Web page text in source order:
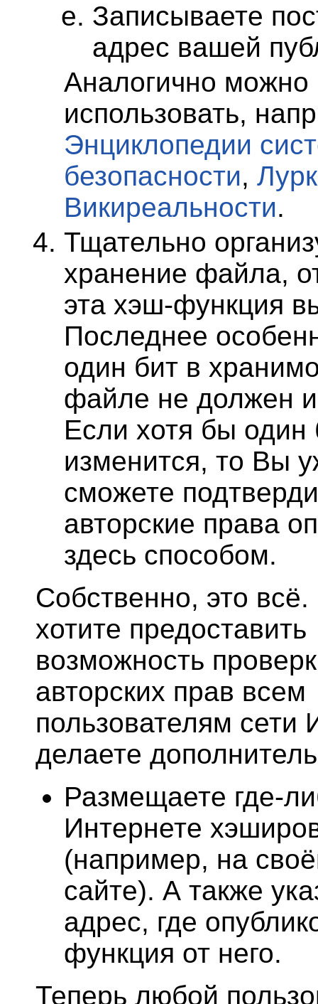
Записываете
адрес вашей
Аналогично можно
использовать,
Энциклопедии
безопасности,
Викиреальности.
Тщательно
хранение файла,
эта хэш-функция
Последнее
один бит в
файле не должен
Если хотя бы один
изменится, то Вы
сможете
авторские права
здесь способом.
Собственно, это
хотите предоставить
возможность
авторских прав всем
пользователям сети
делаете
Размещаете где-
Интернете
(например, на
сайте). А также
адрес, где
функция от него.
Теперь любой